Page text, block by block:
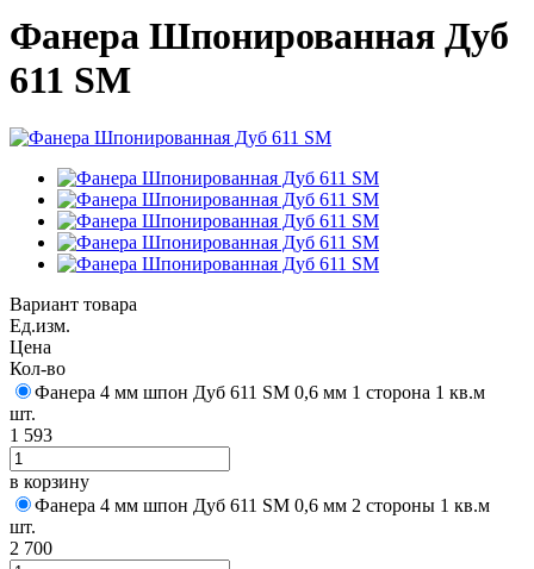
Фанера Шпонированная Дуб
611 SM
Вариант товара
Ед.изм.
Цена
Кол-во
Фанера 4 мм шпон Дуб 611 SM 0,6 мм 1 сторона 1 кв.м
шт.
1 593
в корзину
Фанера 4 мм шпон Дуб 611 SM 0,6 мм 2 стороны 1 кв.м
шт.
2 700